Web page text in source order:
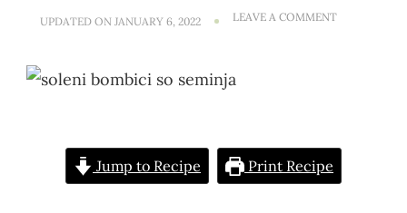
UPDATED ON JANUARY 6, 2022 LEAVE A COMMENTON
Jump to Recipe Print Recipe